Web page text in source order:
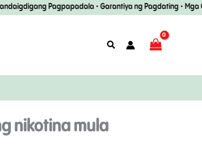
Pagpapadala • Garantiya ng Pagdating • Mga
Maghanap
nikotina mula